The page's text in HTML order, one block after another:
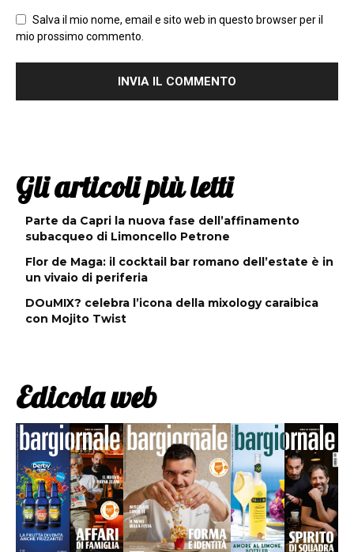
Salva il mio nome, email e sito web in questo browser per il
mio prossimo commento.
Gli articoli più letti
Parte da Capri la nuova fase dell’affinamento
subacqueo di Limoncello Petrone
Flor de Maga: il cocktail bar romano dell’estate è in
un vivaio di periferia
DOuMIX? celebra l’icona della mixology caraibica
con Mojito Twist
Edicola web